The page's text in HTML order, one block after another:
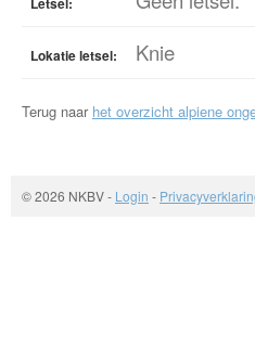
Lokatie letsel: Knie
Terug naar het overzicht alpiene
© 2026 NKBV- Login -